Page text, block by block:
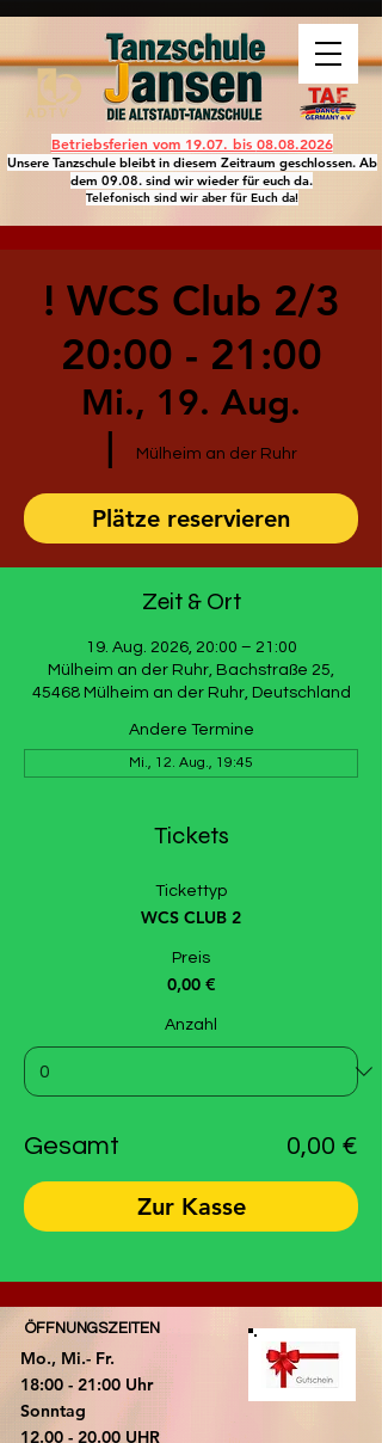
Betriebsferien vom 19.07. bis 08.08.2026
Unsere Tanzschule bleibt in diesem Zeitraum geschlossen. Ab
dem 09.08. sind wir wieder für euch da.
Telefonisch sind wir aber für Euch da!
! WCS Club 2/3
20:00 - 21:00
Mi., 19. Aug.
Mülheim an der Ruhr
Plätze reservieren
Zeit & Ort
19. Aug. 2026, 20:00 – 21:00
Mülheim an der Ruhr, Bachstraße 25,
45468 Mülheim an der Ruhr, Deutschland
Andere Termine
Mi., 12. Aug., 19:45
Tickets
Tickettyp
WCS CLUB 2
Preis
0,00 €
Anzahl
Gesamt 0,00 €
Zur Kasse
ÖFFNUNGSZEITEN
Mo., Mi.- Fr.
18:00 - 21:00 Uhr
​Sonntag
​12.00 - 20.00 UHR